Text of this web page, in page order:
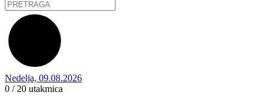
Nedelja, 09.08.2026
0 / 20 utakmica